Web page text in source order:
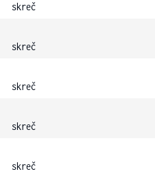
skreč
skreč
skreč
skreč
skreč